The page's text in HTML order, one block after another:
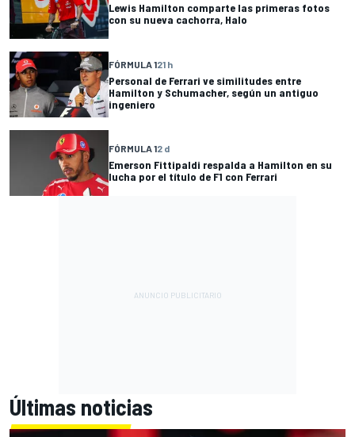
Lewis Hamilton comparte las primeras fotos
con su nueva cachorra, Halo
FÓRMULA 121 h
Personal de Ferrari ve similitudes entre
Hamilton y Schumacher, según un antiguo
ingeniero
FÓRMULA 12 d
Emerson Fittipaldi respalda a Hamilton en su
lucha por el título de F1 con Ferrari
Últimas noticias